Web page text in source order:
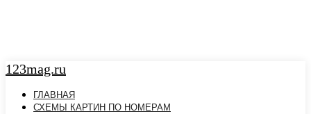
123mag.ru
ГЛАВНАЯ
СХЕМЫ КАРТИН ПО НОМЕРАМ